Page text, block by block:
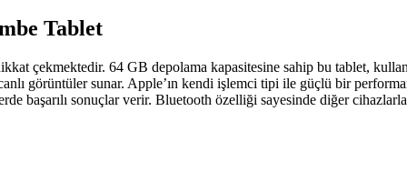
Tablet
çekmektedir. 64 GB depolama kapasitesine sahip bu tablet,
görüntüler sunar. Apple’ın kendi işlemci tipi ile güçlü bir
başarılı sonuçlar verir. Bluetooth özelliği sayesinde diğer